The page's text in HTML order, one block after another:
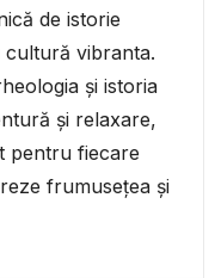
de istorie
cultură vibranta.
și istoria
și relaxare,
pentru fiecare
frumusețea și